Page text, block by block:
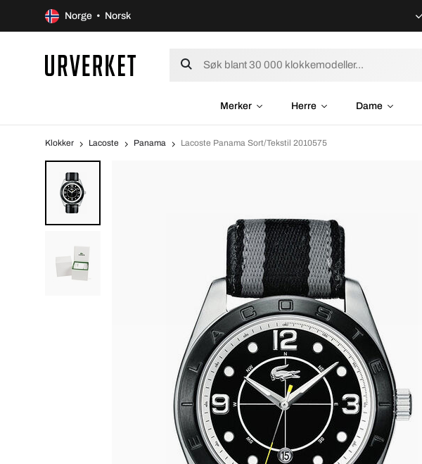
Norge • Norsk
Merker Herre Dame
Klokker Lacoste Panama Lacoste Panama Sort/Tekstil 2010575